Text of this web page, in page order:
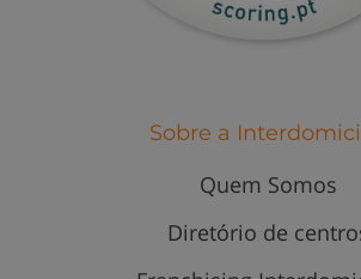
Sobre a
Quem Somos
Diretório de